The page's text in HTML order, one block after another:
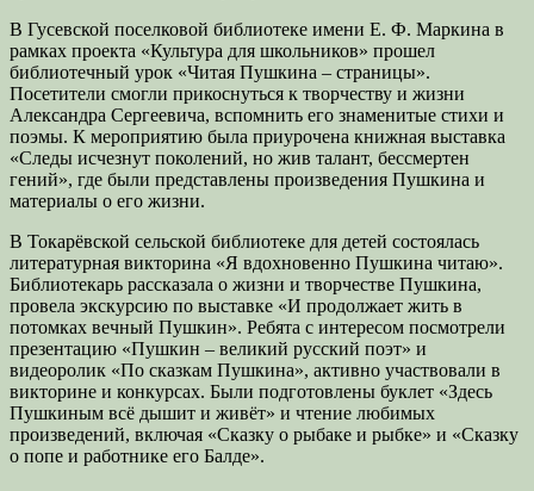
В Гусевской поселковой библиотеке имени Е. Ф. Маркина в
рамках проекта «Культура для школьников» прошел
библиотечный урок «Читая Пушкина – страницы».
Посетители смогли прикоснуться к творчеству и жизни
Александра Сергеевича, вспомнить его знаменитые стихи и
поэмы. К мероприятию была приурочена книжная выставка
«Следы исчезнут поколений, но жив талант, бессмертен
гений», где были представлены произведения Пушкина и
материалы о его жизни.
В Токарёвской сельской библиотеке для детей состоялась
литературная викторина «Я вдохновенно Пушкина читаю».
Библиотекарь рассказала о жизни и творчестве Пушкина,
провела экскурсию по выставке «И продолжает жить в
потомках вечный Пушкин». Ребята с интересом посмотрели
презентацию «Пушкин – великий русский поэт» и
видеоролик «По сказкам Пушкина», активно участвовали в
викторине и конкурсах. Были подготовлены буклет «Здесь
Пушкиным всё дышит и живёт» и чтение любимых
произведений, включая «Сказку о рыбаке и рыбке» и «Сказку
о попе и работнике его Балде».